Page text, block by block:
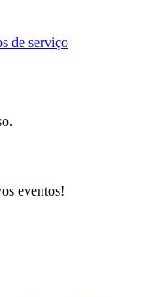
de serviço
eventos!